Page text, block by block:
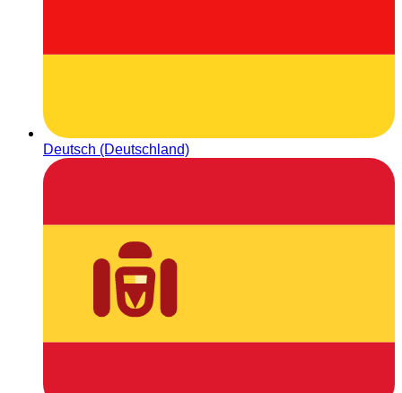
Deutsch (Deutschland)